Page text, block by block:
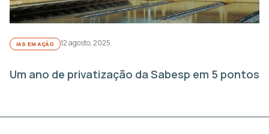
IAS EM AÇÃO 12 agosto, 2025
Um ano de privatização da Sabesp em 5 pontos